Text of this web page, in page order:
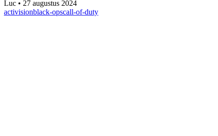
Luc • 27 augustus 2024
activisionblack-opscall-of-duty